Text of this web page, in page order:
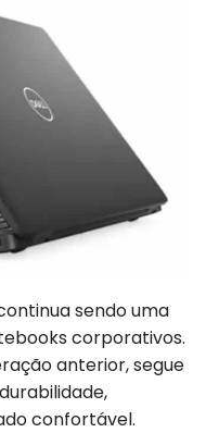
sendo uma
corporativos.
anterior, segue
confortável.